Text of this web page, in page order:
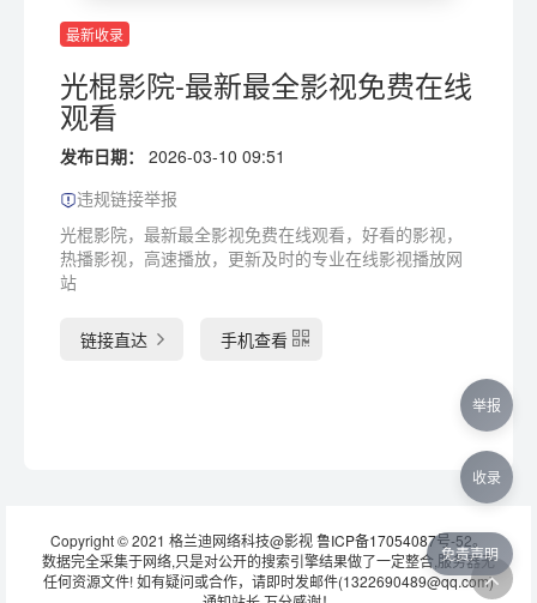
最新收录
光棍影院-最新最全影视免费在线
观看
发布日期：
2026-03-10 09:51
违规链接举报
光棍影院，最新最全影视免费在线观看，好看的影视，
热播影视，高速播放，更新及时的专业在线影视播放网
站
链接直达 手机查看
Copyright © 2021 格兰迪网络科技@影视鲁ICP备17054087号-52。
数据完全采集于网络,只是对公开的搜索引擎结果做了一定整合,服务器无
任何资源文件! 如有疑问或合作，请即时发邮件(1322690489@qq.com)
免责声明
举报
收录